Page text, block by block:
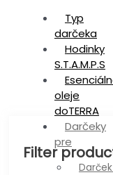
Typ
darčeka
Hodinky
S.T.A.M.P.S
oleje
doTERRA
Darčeky
pre
Filter